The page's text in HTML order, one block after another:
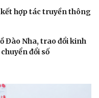
kết hợp tác truyền thông
Đào Nha, trao đổi kinh
đổi số